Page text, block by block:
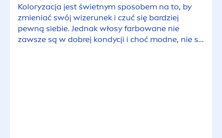
Koloryzacja jest świetnym sposobem na to, by
zmieniać swój wizerunek i czuć się bardziej
pewną siebie. Jednak włosy farbowane nie
zawsze są w dobrej kondycji i choć modne, nie są